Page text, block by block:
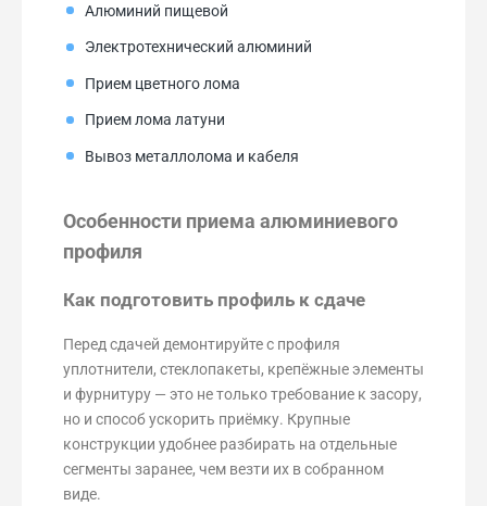
Алюминий пищевой
Электротехнический алюминий
Прием цветного лома
Прием лома латуни
Вывоз металлолома и кабеля
Особенности приема алюминиевого
профиля
Как подготовить профиль к сдаче
Перед сдачей демонтируйте с профиля
уплотнители, стеклопакеты, крепёжные элементы
и фурнитуру — это не только требование к засору,
но и способ ускорить приёмку. Крупные
конструкции удобнее разбирать на отдельные
сегменты заранее, чем везти их в собранном
виде.